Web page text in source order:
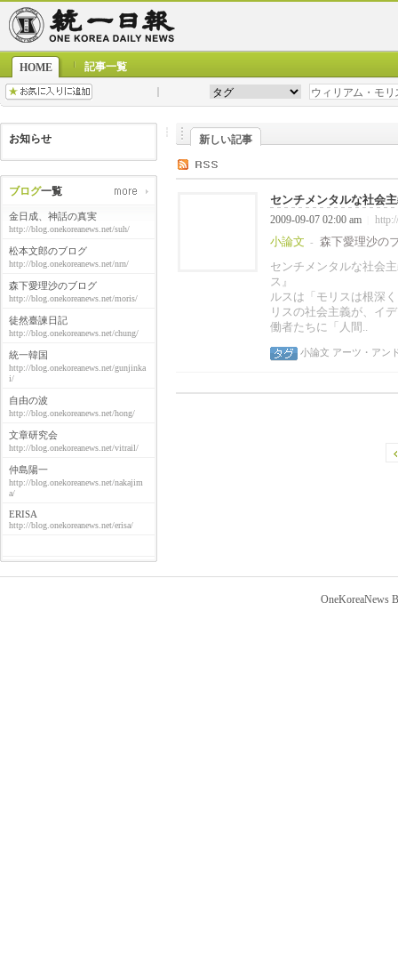
HOME 記事一覧
お知らせ
ブログ一覧
金日成、神話の真実
http://blog.onekoreanews.net/suh/
松本文郎のブログ
http://blog.onekoreanews.net/nrn/
森下愛理沙のブログ
http://blog.onekoreanews.net/moris/
徒然臺諫日記
http://blog.onekoreanews.net/chung/
統一韓国
http://blog.onekoreanews.net/gunjinka
i/
自由の波
http://blog.onekoreanews.net/hong/
文章研究会
http://blog.onekoreanews.net/vitrail/
仲島陽一
http://blog.onekoreanews.net/nakajim
a/
ERISA
http://blog.onekoreanews.net/erisa/
新しい記事
センチメンタルな社会
2009-09-07 02:00 am
小論文 -
森下愛理沙の
センチメンタルな社会
ス』
ルスは「モリスは根深
リスの社会主義が、イ
働者たちに「人間..
小論文 アーツ・アン
OneKoreaNews